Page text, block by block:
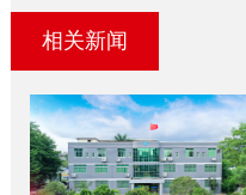
相关新闻